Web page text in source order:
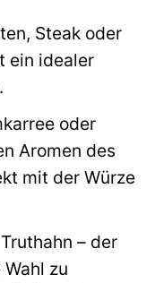
Steak oder
ein idealer
oder
Aromen des
mit der Würze
– der
zu